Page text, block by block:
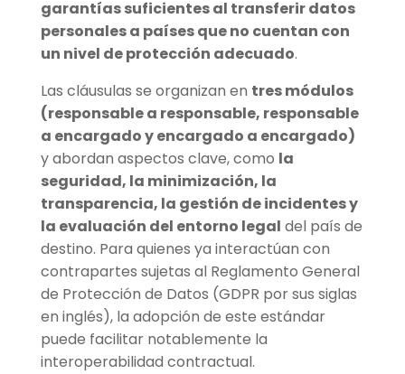
garantías suficientes al transferir datos
personales a países que no cuentan con
un nivel de protección adecuado.
Las cláusulas se organizan en tres módulos
(responsable a responsable, responsable
a encargado y encargado a encargado)
y abordan aspectos clave, como la
seguridad, la minimización, la
transparencia, la gestión de incidentes y
la evaluación del entorno legal del país de
destino. Para quienes ya interactúan con
contrapartes sujetas al Reglamento General
de Protección de Datos (GDPR por sus siglas
en inglés), la adopción de este estándar
puede facilitar notablemente la
interoperabilidad contractual.